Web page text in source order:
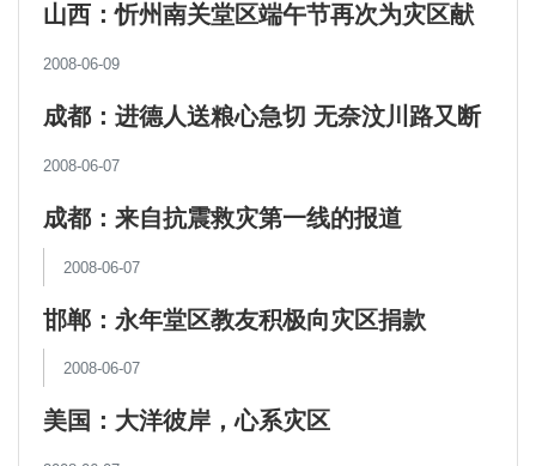
山西：忻州南关堂区端午节再次为灾区献
2008-06-09
成都：进德人送粮心急切 无奈汶川路又断
2008-06-07
成都：来自抗震救灾第一线的报道
2008-06-07
邯郸：永年堂区教友积极向灾区捐款
2008-06-07
美国：大洋彼岸，心系灾区